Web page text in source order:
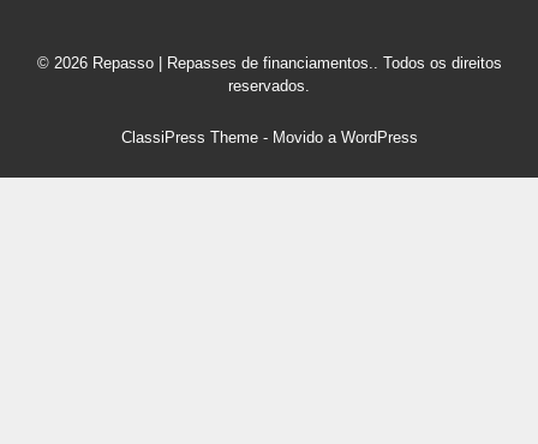
© 2026 Repasso | Repasses de financiamentos.. Todos os direitos
reservados.
ClassiPress Theme- Movido a WordPress